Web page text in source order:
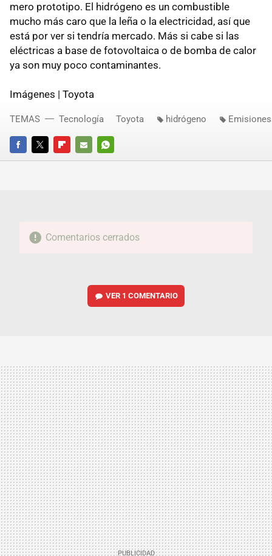
mero prototipo. El hidrógeno es un combustible
mucho más caro que la leña o la electricidad, así que
está por ver si tendría mercado. Más si cabe si las
eléctricas a base de fotovoltaica o de bomba de calor
ya son muy poco contaminantes.
Imágenes | Toyota
FACEBOOKTWITTERFLIPBOARD
E-
WHATSAPP
TEMAS Tecnología Toyota hidrógeno
Comentarios cerrados
VER 1 COMENTARIO